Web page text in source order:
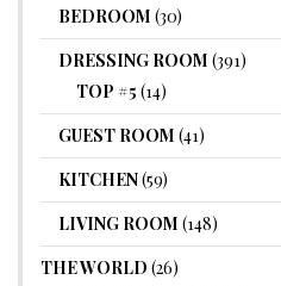
BEDROOM (30)
DRESSING ROOM (391)
TOP #5 (14)
GUEST ROOM (41)
KITCHEN(59)
LIVING ROOM (148)
THE WORLD (26)